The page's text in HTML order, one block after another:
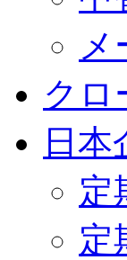
メ
クロ
日
定
定